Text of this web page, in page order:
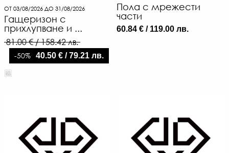
ОТ 03/08/2026 ДО 31/08/2026
Гащеризон с
прихлупване и ...
81.00 € / 158.42 лв.
-50% 40.50 € / 79.21 лв.
Пола с мрежести
части
60.84 € / 119.00 лв.